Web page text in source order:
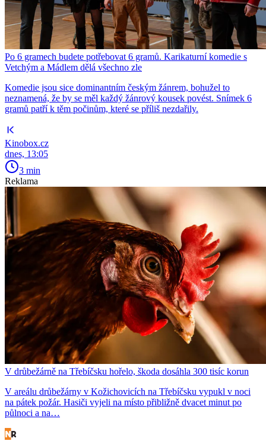
Po 6 gramech budete potřebovat 6 gramů. Karikaturní komedie s
Vetchým a Mádlem dělá všechno zle
Komedie jsou sice dominantním českým žánrem, bohužel to
neznamená, že by se měl každý žánrový kousek povést. Snímek 6
gramů patří k těm počinům, které se příliš nezdařily.
Kinobox.cz
dnes, 13:05
3 min
Reklama
V drůbežárně na Třebíčsku hořelo, škoda dosáhla 300 tisíc korun
V areálu drůbežárny v Kožichovicích na Třebíčsku vypukl v noci
na pátek požár. Hasiči vyjeli na místo přibližně dvacet minut po
půlnoci a na…